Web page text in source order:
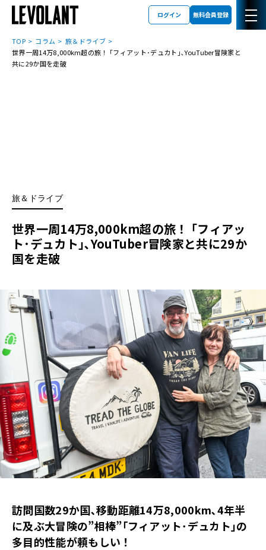
ログイン 無料会員登録
TOP コラム
旅＆ドライブ
世界一周14万8,000km超の旅！ ｢フィアット･デュカト｣､YouTuber冒険家と
共に29か国を走破
旅＆ドライブ
世界一周14万8,000km超の旅！ ｢フィアッ
ト･デュカト｣､YouTuber冒険家と共に29か
国を走破
訪問国数29か国､移動距離14万8,000km､4年半
に及ぶ大冒険の”相棒”｢フィアット･デュカト｣の
多目的性能が頼もしい！